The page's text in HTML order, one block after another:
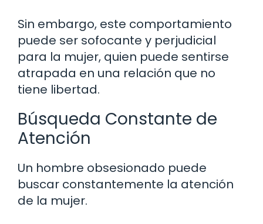
Sin embargo, este comportamiento
puede ser sofocante y perjudicial
para la mujer, quien puede sentirse
atrapada en una relación que no
tiene libertad.
Búsqueda Constante de
Atención
Un hombre obsesionado puede
buscar constantemente la atención
de la mujer.